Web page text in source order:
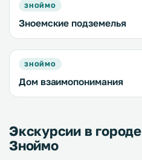
ЗНОЙМО
Зноемские подземелья
ЗНОЙМО
Дом взаимопонимания
Экскурсии в городе
Зноймо